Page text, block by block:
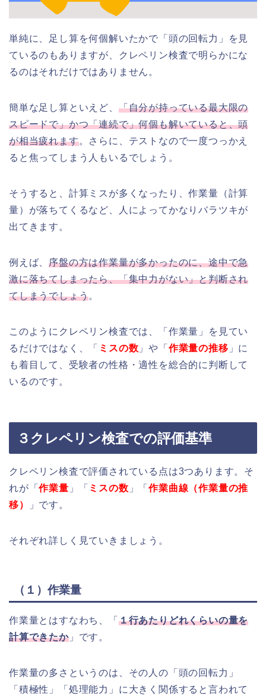
単純に、足し算を何個解いたかで「頭の回転力」を見
ているのもありますが、クレペリン検査で明らかにな
るのはそれだけではありません。
簡単な足し算といえど、 「自分が持っている最大限の
スピードで」かつ「連続で」何個も解いていると、頭
が相当疲れます。さらに、テストなので一度つっかえ
ると焦ってしまう人もいるでしょう。
そうすると、計算ミスが多くなったり、作業量（計算
量）が落ちてくるなど、人によってかなりバラツキが
出てきます。
例えば、序盤の方は作業量が多かったのに、途中で急
激に落ちてしまったら、「集中力がない」と判断され
てしまうでしょう。
このようにクレペリン検査では、「作業量」を見てい
るだけではなく、「 ミスの数 」や「 作業量の推移 」に
も着目して、受験者の性格・適性を総合的に判断して
いるのです。
３クレペリン検査での評価基準
クレペリン検査で評価されている点は3つあります。そ
れが「作業量 」「 ミスの数 」「作業曲線（作業量の推
移）
」です。
それぞれ詳しく見ていきましょう。
（１）作業量
作業量とはすなわち、「 １行あたりどれくらいの量を
計算できたか」です。
作業量の多さというのは、その人の「頭の回転力」
「積極性」「処理能力」に大きく関係すると言われて